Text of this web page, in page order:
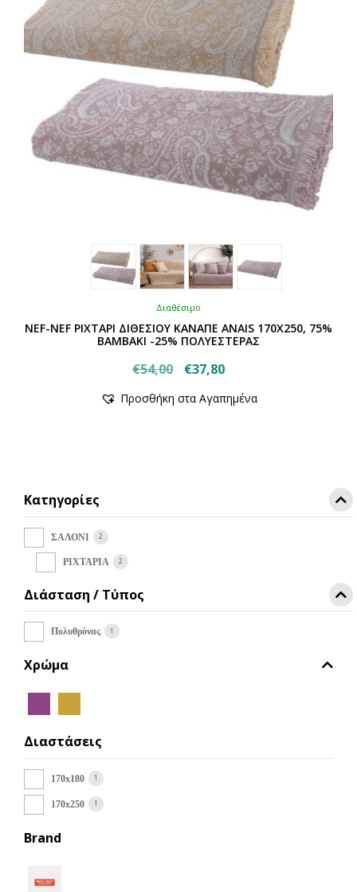
Διαθέσιμο
NEF-NEF ΡΙΧΤΑΡΙ ΔΙΘΕΣΙΟΥ ΚΑΝΑΠΕ ANAIS 170X250, 75%
BAMBAKI -25% ΠΟΛΥΕΣΤΕΡΑΣ
€54,00
Original
was:
€37,80Η
τιμή
το
μπορούν
Προσθήκη στα Αγαπημένα
Κατηγορίες
ΣΑΛΟΝΙ 2
ΡΙΧΤΑΡΙΑ 2
Διάσταση / Τύπος
Πολυθρόνας 1
Χρώμα
Διαστάσεις
170x180 1
170x250 1
Brand